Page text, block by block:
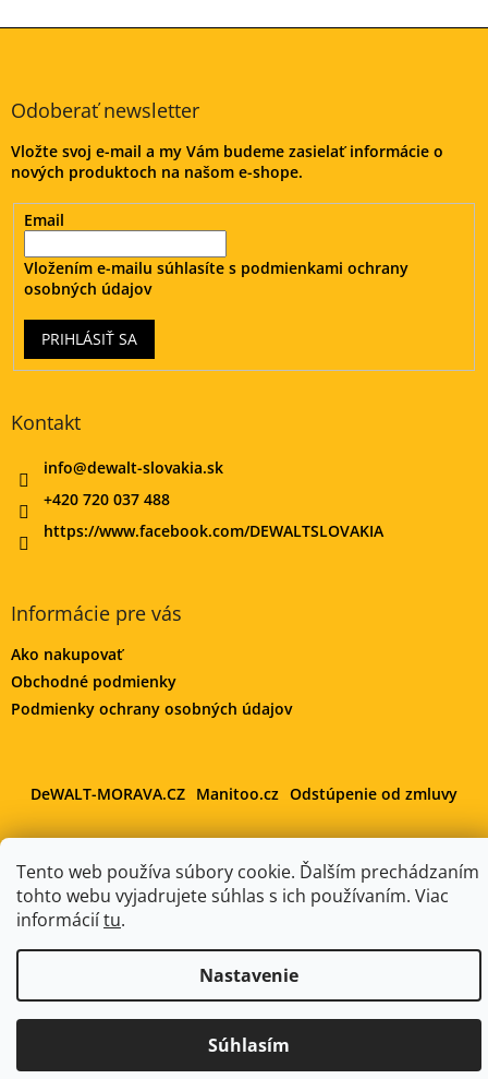
Tento web používa súbory cookie. Ďalším prechádzaním
tohto webu vyjadrujete súhlas s ich používaním. Viac
informáciítu.
Nastavenie
Súhlasím
Z
Odoberať newsletter
Vložte svoj e-mail a my Vám budeme zasielať informácie o
nových produktoch na našom e-shope.
Email
Vložením e-mailu súhlasíte s podmienkami ochrany
osobných údajov
PRIHLÁSIŤ SA
Kontakt
info@dewalt-slovakia.sk
+420 720 037 488
https://www.facebook.com/DEWALTSLOVAKIA
Informácie pre vás
Ako nakupovať
Obchodné podmienky
Podmienky ochrany osobných údajov
DeWALT-MORAVA.CZ Manitoo.cz Odstúpenie od zmluvy
Vytvoril Shoptet
DeWALT-SLOVAKIA.SK
Upraviť nastavenie cookies